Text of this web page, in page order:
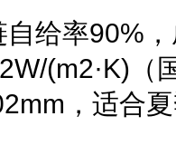
自给率90%
(m2·K)（
，适合